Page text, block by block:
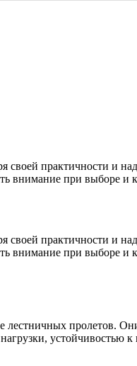
практичности и
внимание при выборе
своей практичности и
внимание при выборе
лестничных
устойчивостью